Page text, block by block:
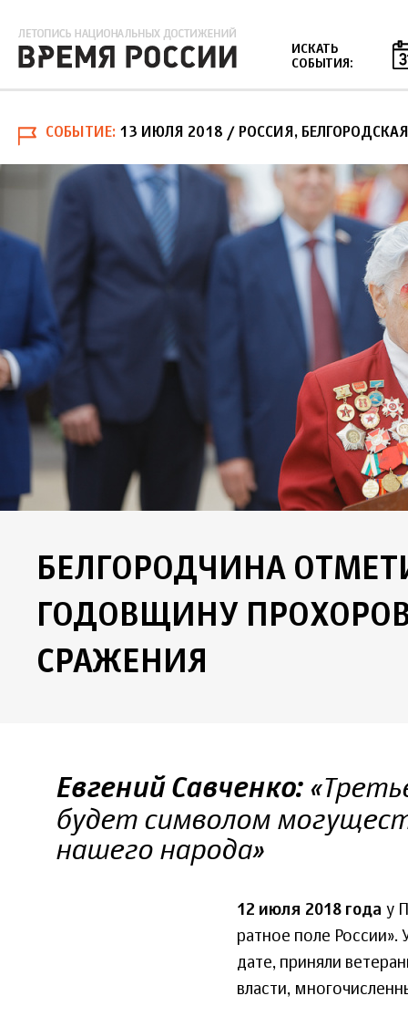
ИСКАТЬ
СОБЫТИЯ:
СОБЫТИЕ 13 ИЮЛЯ 2018 / РОССИЯ,
БЕЛГОРОДЧИНА
ГОДОВЩИНУ
СРАЖЕНИЯ
Евгений Савченко:
будет символом
нашего народа»
12 июля 2018 года у
ратное поле
дате, приняли
власти,